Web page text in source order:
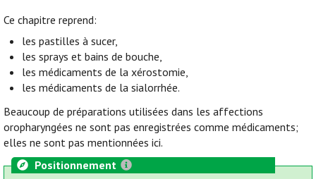
Ce chapitre reprend:
les pastilles à sucer,
les sprays et bains de bouche,
les médicaments de la xérostomie,
les médicaments de la sialorrhée.
Beaucoup de préparations utilisées dans les affections
oropharyngées ne sont pas enregistrées comme médicaments;
elles ne sont pas mentionnées ici.
Positionnement